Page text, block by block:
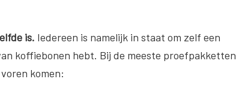
is. Iedereen is namelijk in staat om zelf een
koffiebonen hebt. Bij de meeste proefpakketten
komen: